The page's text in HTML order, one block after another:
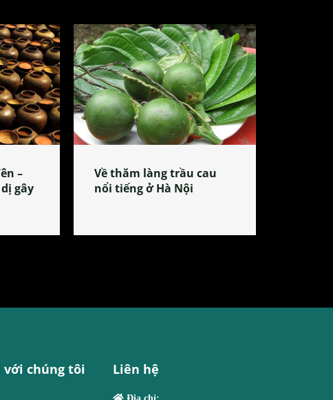
–
gây
Về thăm làng trầu cau
nổi tiếng ở Hà Nội
với chúng tôi Liên hệ
Địa chỉ: